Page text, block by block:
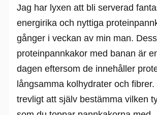
Jag har lyxen att bli serverad
energirika och nyttiga
gånger i veckan av min man.
proteinpannkakor med banan är
dagen eftersom de innehåller
långsamma kolhydrater och
trevligt att själv bestämma vilken